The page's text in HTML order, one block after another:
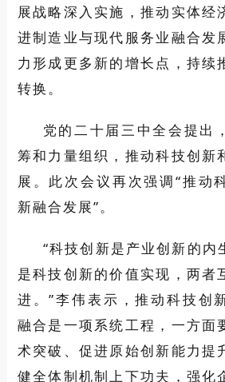
展战略深入实施，推动实体经
进制造业与现代服务业融合发
力形成更多新的增长点，持续
转换。
党的二十届三中全会提出
筹和力量组织，推动科技创新
展。此次会议再次强调“推动
新融合发展”。
“科技创新是产业创新的内
是科技创新的价值实现，两者
进。”李伟表示，推动科技创
融合是一项系统工程，一方面
术突破、促进原始创新能力提
健全体制机制上下功夫，强化